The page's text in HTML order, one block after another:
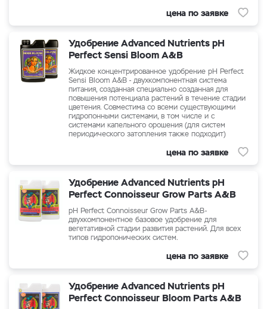
цена по заявке
Удобрение Advanced Nutrients pH
Perfect Sensi Bloom A&B
Жидкое концентрированное удобрение pH Perfect
Sensi Bloom A&B - двухкомпонентная система
питания, созданная специально созданная для
повышения потенциала растений в течение стадии
цветения. Совместима со всеми существующими
гидропонными системами, в том числе и с
системами капельного орошения (для систем
периодического затопления также подходит)
цена по заявке
Удобрение Advanced Nutrients pH
Perfect Connoisseur Grow Parts A&B
pH Perfect Connoisseur Grow Parts A&B-
двухкомпонентное базовое удобрение для
вегетативной стадии развития растений. Для всех
типов гидропонических систем.
цена по заявке
Удобрение Advanced Nutrients pH
Perfect Connoisseur Bloom Parts A&B